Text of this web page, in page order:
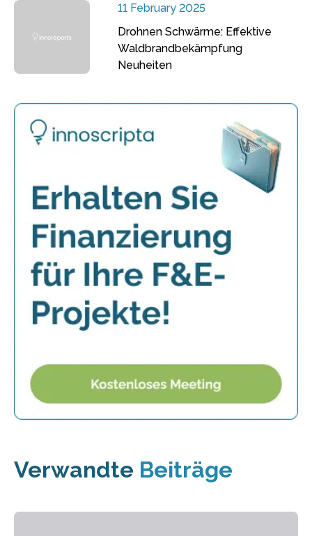
11 February 2025
Drohnen Schwärme: Effektive
Waldbrandbekämpfung
Neuheiten
Verwandte Beiträge